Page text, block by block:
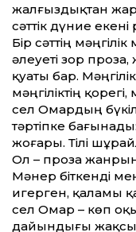
жалғыздықтан
сәт­тік дүние екені
Бір сәт­тің
әлеуеті зор
қуаты бар.
мәңгіліктің
Әсел Омардың
тәртіпке
жоғары. Тілі
Ол – проза
Мәнер біткенді
игерген, қаламы
Әсел Омар – көп
дайындығы жақсы